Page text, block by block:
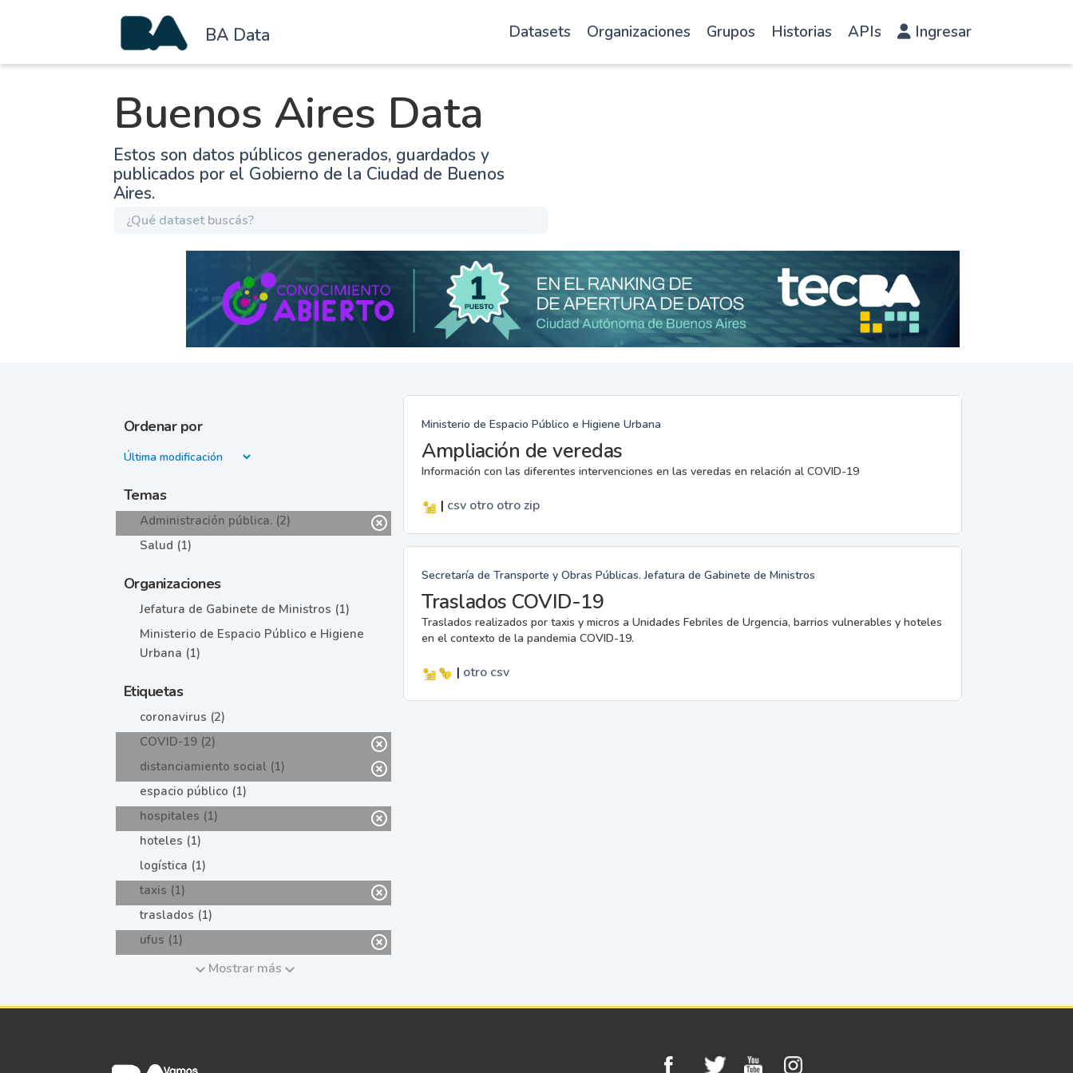
BA Data Datasets Organizaciones Grupos Historias APIs Ingresar
Buenos Aires Data
Estos son datos públicos generados, guardados y
publicados por el Gobierno de la Ciudad de Buenos
Aires.
Ordenar por
Temas
Administración pública. (2)
Salud (1)
Organizaciones
Jefatura de Gabinete de Ministros (1)
Ministerio de Espacio Público e Higiene
Urbana (1)
Etiquetas
coronavirus (2)
COVID-19 (2)
distanciamiento social (1)
espacio público (1)
hospitales (1)
hoteles (1)
logística (1)
taxis (1)
traslados (1)
ufus (1)
Mostrar más
Ministerio de Espacio Público e Higiene Urbana
Ampliación de veredas
Información con las diferentes intervenciones en las veredas en relación al COVID-19
| csv otro otrozip
Secretaría de Transporte y Obras Públicas. Jefatura de Gabinete de Ministros
Traslados COVID-19
Traslados realizados por taxis y micros a Unidades Febriles de Urgencia, barrios vulnerables y hoteles
en el contexto de la pandemia COVID-19.
| otro csv